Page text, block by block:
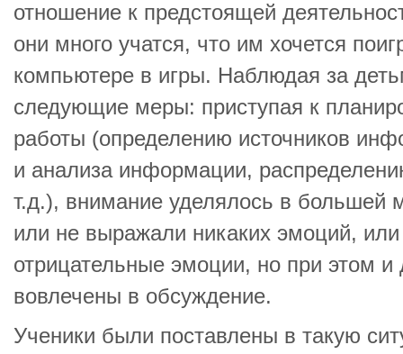
отношение к предстоящей
они много учатся, что им хочется
компьютере в игры. Наблюдая за
следующие меры: приступая к
работы (определению источников
и анализа информации,
т.д.), внимание уделялось в большей
или не выражали никаких эмоций,
отрицательные эмоции, но при этом
вовлечены в обсуждение.
Ученики были поставлены в такую